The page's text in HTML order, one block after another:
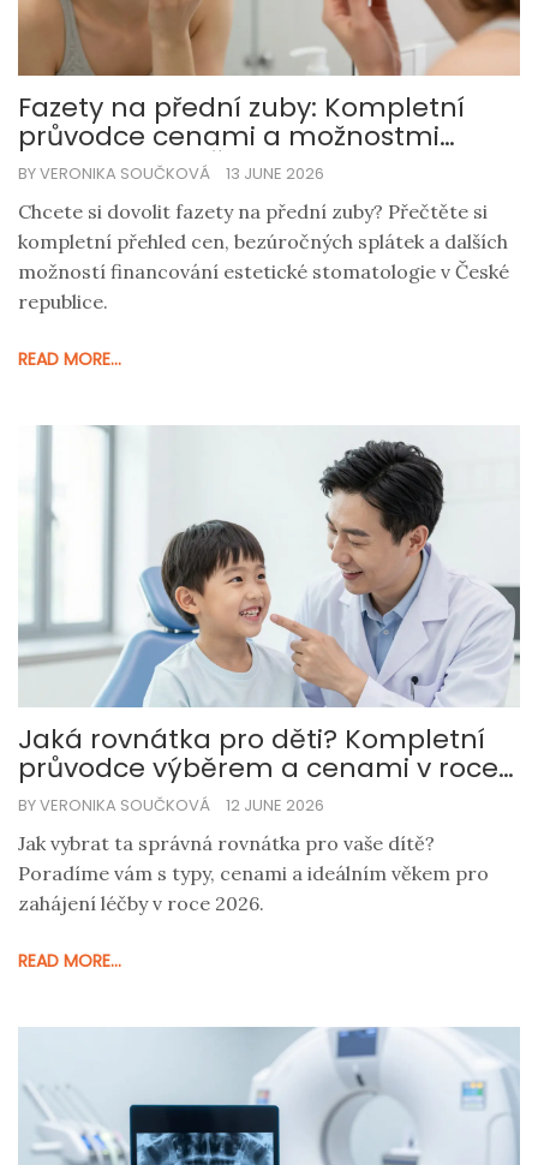
Fazety na přední zuby: Kompletní
průvodce cenami a možnostmi
financování v ČR
BY VERONIKA SOUČKOVÁ 13 JUNE 2026
Chcete si dovolit fazety na přední zuby? Přečtěte si
kompletní přehled cen, bezúročných splátek a dalších
možností financování estetické stomatologie v České
republice.
READ MORE...
Jaká rovnátka pro děti? Kompletní
průvodce výběrem a cenami v roce
2026
BY VERONIKA SOUČKOVÁ 12 JUNE 2026
Jak vybrat ta správná rovnátka pro vaše dítě?
Poradíme vám s typy, cenami a ideálním věkem pro
zahájení léčby v roce 2026.
READ MORE...